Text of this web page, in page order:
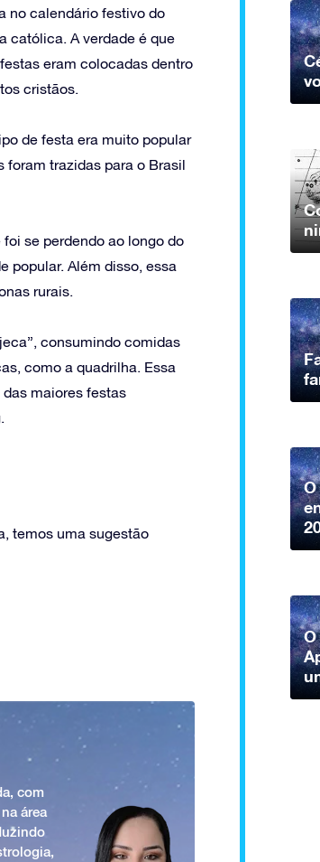
no calendário festivo do
católica. A verdade é que
eram colocadas dentro
cristãos.
de festa era muito popular
foram trazidas para o Brasil
se perdendo ao longo do
popular. Além disso, essa
rurais.
consumindo comidas
como a quadrilha. Essa
maiores festas
temos uma sugestão
com
área